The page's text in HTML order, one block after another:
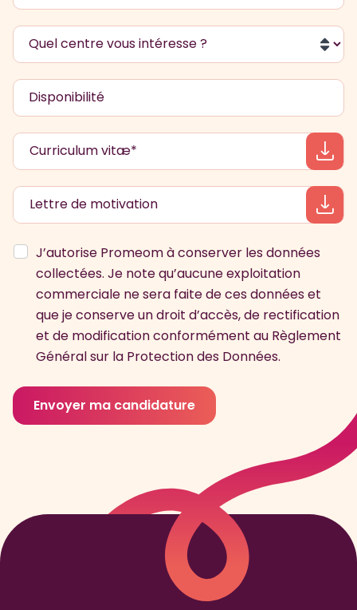
Quel centre vous intéresse ?
Disponibilité
Curriculum vitæ*
Lettre de motivation
J’autorise Promeom à conserver les données
collectées. Je note qu’aucune exploitation
commerciale ne sera faite de ces données et
que je conserve un droit d’accès, de rectification
et de modification conformément au Règlement
Général sur la Protection des Données.
Envoyer ma candidature